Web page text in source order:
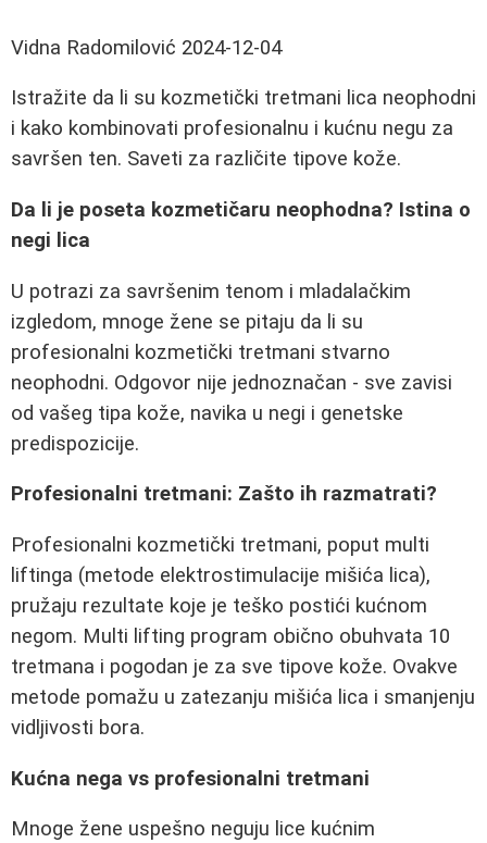
Vidna Radomilović 2024-12-04
Istražite da li su kozmetički tretmani lica neophodni
i kako kombinovati profesionalnu i kućnu negu za
savršen ten. Saveti za različite tipove kože.
Da li je poseta kozmetičaru neophodna? Istina o
negi lica
U potrazi za savršenim tenom i mladalačkim
izgledom, mnoge žene se pitaju da li su
profesionalni kozmetički tretmani stvarno
neophodni. Odgovor nije jednoznačan - sve zavisi
od vašeg tipa kože, navika u negi i genetske
predispozicije.
Profesionalni tretmani: Zašto ih razmatrati?
Profesionalni kozmetički tretmani, poput multi
liftinga (metode elektrostimulacije mišića lica),
pružaju rezultate koje je teško postići kućnom
negom. Multi lifting program obično obuhvata 10
tretmana i pogodan je za sve tipove kože. Ovakve
metode pomažu u zatezanju mišića lica i smanjenju
vidljivosti bora.
Kućna nega vs profesionalni tretmani
Mnoge žene uspešno neguju lice kućnim